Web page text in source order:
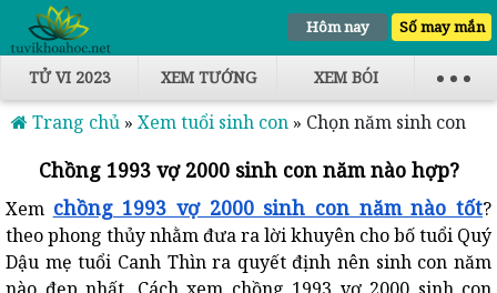
Hôm nay Số may mắn
TỬ VI 2023 XEM TƯỚNG XEM BÓI
Trang chủ » Xem tuổi sinh con » Chọn năm sinh con
Chồng 1993 vợ 2000 sinh con năm nào hợp?
Xem chồng 1993 vợ 2000 sinh con năm nào tốt?
theo phong thủy nhằm đưa ra lời khuyên cho bố tuổi Quý
Dậu mẹ tuổi Canh Thìn ra quyết định nên sinh con năm